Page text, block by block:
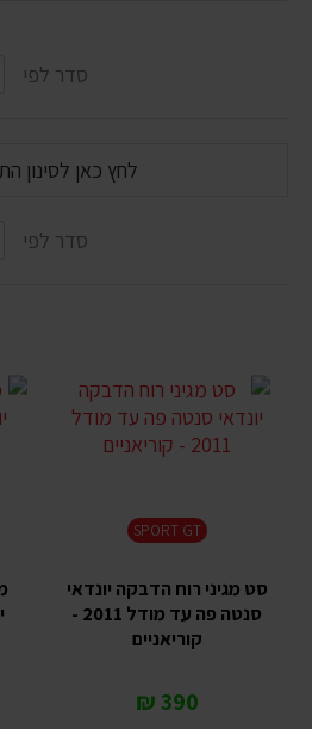
סדר לפי
לחץ כאן לסינון
סדר לפי
SPORT GT
סט מגיני רוח הדבקה יונדאי
סנטה פה עד מודל 2011 -
קוריאניים
390 ₪